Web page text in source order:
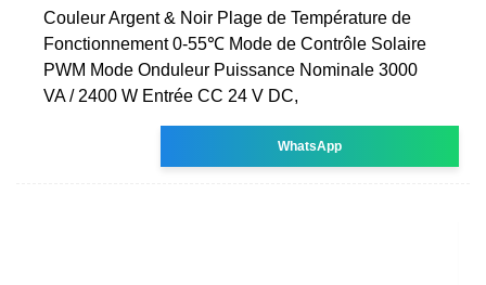
Couleur Argent & Noir Plage de Température de
Fonctionnement 0-55℃ Mode de Contrôle Solaire
PWM Mode Onduleur Puissance Nominale 3000
VA / 2400 W Entrée CC 24 V DC,
WhatsApp